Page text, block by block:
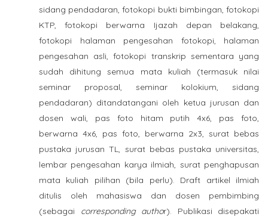
sidang pendadaran, fotokopi bukti bimbingan, fotokopi
KTP, fotokopi berwarna Ijazah depan belakang,
fotokopi halaman pengesahan fotokopi, halaman
pengesahan asli, fotokopi transkrip sementara yang
sudah dihitung semua mata kuliah (termasuk nilai
seminar proposal, seminar kolokium, sidang
pendadaran) ditandatangani oleh ketua jurusan dan
dosen wali, pas foto hitam putih 4x6, pas foto,
berwarna 4x6, pas foto, berwarna 2x3, surat bebas
pustaka jurusan TL, surat bebas pustaka universitas,
lembar pengesahan karya ilmiah, surat penghapusan
mata kuliah pilihan (bila perlu). Draft artikel ilmiah
ditulis oleh mahasiswa dan dosen pembimbing
(sebagai corresponding author). Publikasi disepakati